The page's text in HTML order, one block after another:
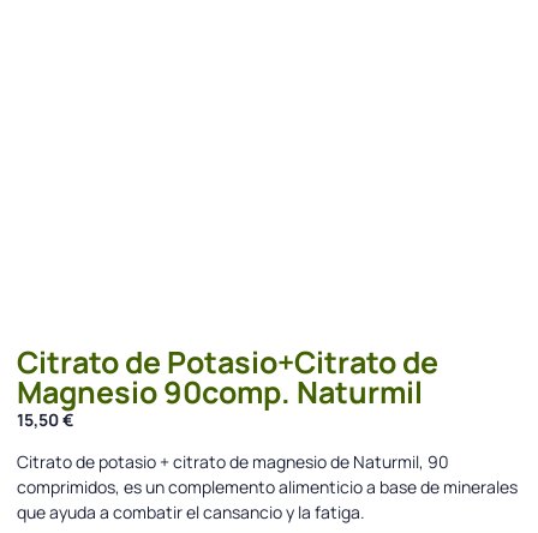
Citrato de Potasio+Citrato de
Magnesio 90comp. Naturmil
15,50€
Citrato de potasio + citrato de magnesio de Naturmil, 90
comprimidos, es un complemento alimenticio a base de minerales
que ayuda a combatir el cansancio y la fatiga.